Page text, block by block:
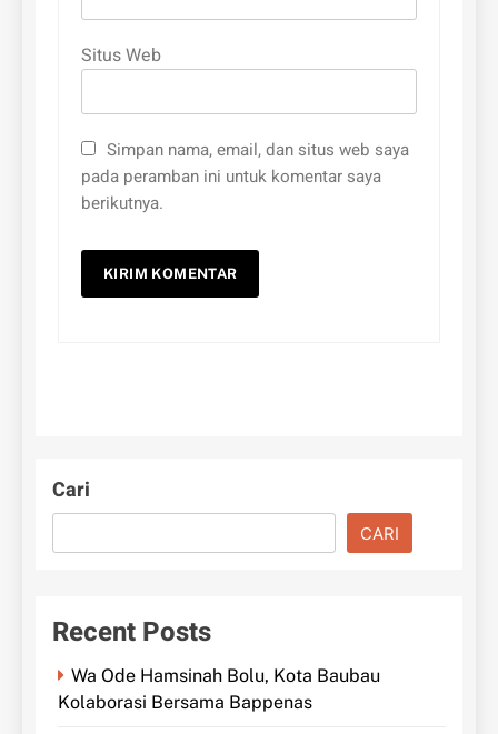
Situs Web
Simpan nama, email, dan situs web saya
pada peramban ini untuk komentar saya
berikutnya.
Cari
CARI
Recent Posts
Wa Ode Hamsinah Bolu, Kota Baubau
Kolaborasi Bersama Bappenas